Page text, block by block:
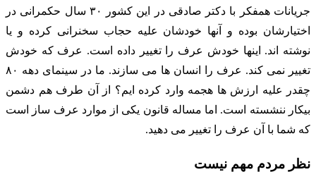
جریانات همفکر با دکتر صادقی در این کشور ۳۰ سال حکمرانی در
اختیارشان بوده و آنها خودشان علیه حجاب سخنرانی کرده و یا
نوشته اند. اینها خودش عرف را تغییر داده است. عرف که خودش
تغییر نمی کند. عرف را انسان ها می سازند. ما در سینمای دهه ۸۰
چقدر علیه ارزش ها هجمه وارد کرده ایم؟ از آن طرف هم دشمن
بیکار ننشسته است. اما مساله قانون یکی از موارد عرف ساز است
که شما با آن عرف را تغییر می دهید.
نظر مردم مهم نیست